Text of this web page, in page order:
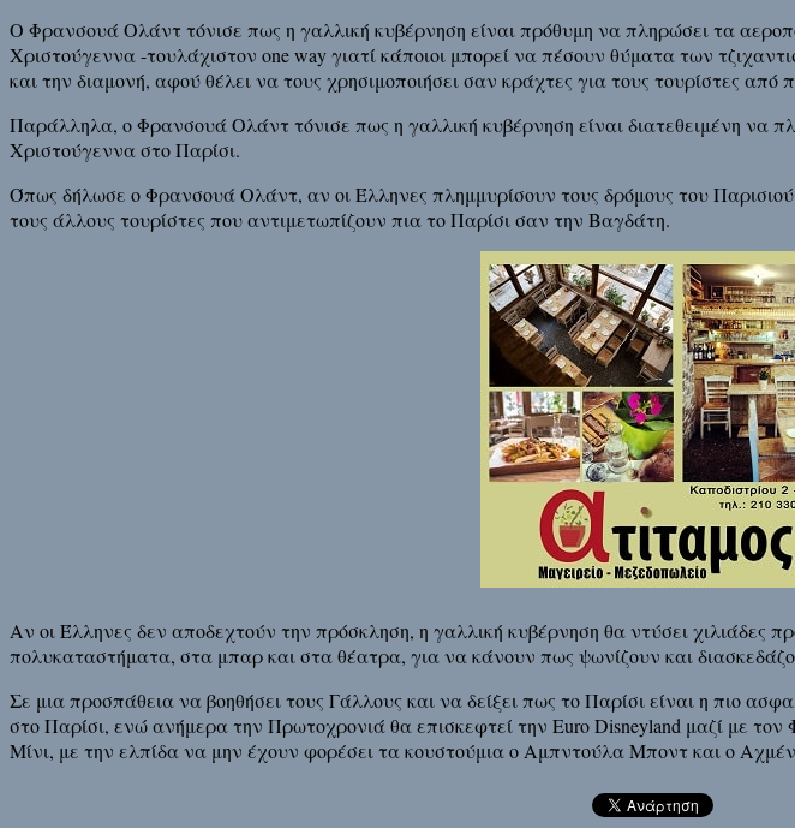
Ο Φρανσουά Ολάντ τόνισε πως η γαλλική κυβέρνηση είναι πρόθυμη να πληρώσει τα
Χριστούγεννα -τουλάχιστον one way γιατί κάποιοι μπορεί να πέσουν θύματα των
και την διαμονή, αφού θέλει να τους χρησιμοποιήσει σαν κράχτες για τους τουρίστες από
Παράλληλα, ο Φρανσουά Ολάντ τόνισε πως η γαλλική κυβέρνηση είναι διατεθειμένη να
Χριστούγεννα στο Παρίσι.
Όπως δήλωσε ο Φρανσουά Ολάντ, αν οι Έλληνες πλημμυρίσουν τους δρόμους του
τους άλλους τουρίστες που αντιμετωπίζουν πια το Παρίσι σαν την Βαγδάτη.
Αν οι Έλληνες δεν αποδεχτούν την πρόσκληση, η γαλλική κυβέρνηση θα ντύσει χιλιάδες
πολυκαταστήματα, στα μπαρ και στα θέατρα, για να κάνουν πως ψωνίζουν και
Σε μια προσπάθεια να βοηθήσει τους Γάλλους και να δείξει πως το Παρίσι είναι η πιο
στο Παρίσι, ενώ ανήμερα την Πρωτοχρονιά θα επισκεφτεί την Euro Disneyland μαζί με
Μίνι, με την ελπίδα να μην έχουν φορέσει τα κουστούμια ο Αμπντούλα Μποντ και ο